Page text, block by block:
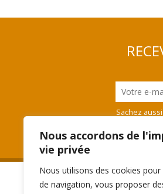
Nous accordons de
vie privée
Nous utilisons des cookies
de navigation, vous proposer
Sachez